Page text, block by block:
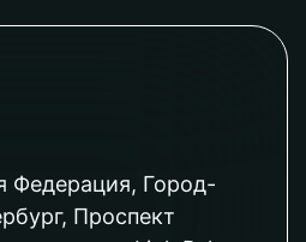
Федерация, Город-
Проспект